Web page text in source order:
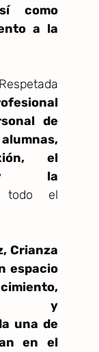
como
a la
de
el
y la
todo el
Crianza
espacio
y
una de
en el